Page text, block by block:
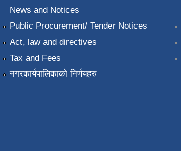
News and Notices
Public Procurement/ Tender Notices
Act, law and directives
Tax and Fees
नगरकार्यपालिकाको निर्णयहरु